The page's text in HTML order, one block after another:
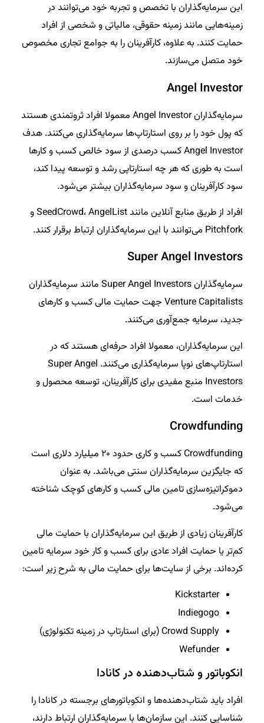
این سرمایه‌گذاران با تخصص و تجربه خود می‌توانند در
زمینه‌هایی مانند زمینه حقوقی، مالیاتی و شخصی از افراد
حمایت کنند. به علاوه، کارآفرینان را به جوامع تجاری مخصوص
خود متصل می‌سازند.
Angel Investor
سرمایه‌گذاران Angel Investor معمولا افراد ثروتمندی هستند
که پول خود را بر روی استارتاپ‌ها سرمایه‌گذاری می‌کنند. هدف
Angel Investor کسب درصدی از سود خالص کسب و کارها
است به طوری که هر چه استارتاپی رشد و توسعه پیدا کند،
سود کارآفرینان و سود سرمایه‌گذاران بیشتر می‌شود.
افراد از طریق منابع آنلاین مانند SeedCrowd، AngelList و
Pitchfork می‌توانند با این سرمایه‌گذاران ارتباط برقرار کنند.
Super Angel Investors
سرمایه‌گذاران Super Angel Investors مانند سرمایه‌گذاران
Venture Capitalists جهت حمایت مالی کسب و کارهای
جدید، سرمایه جمع‌آوری می‌کنند.
این سرمایه‌گذاران، معمولا افراد حرفه‌ای هستند که در
استارتاپ‌های نوپا سرمایه‌گذاری می‌کنند. Super Angel
Investors منبع مفیدی برای کارآفرینان، توسعه محصول و
خدمات است.
Crowdfunding
Crowdfunding کسب و کاری حدود ۲۰ میلیارد دلاری است
که جایگزین سرمایه‌گذاران سنتی می‌باشد. به عنوان
دموکراتیزه‌سازی تامین مالی کسب و کارهای کوچک شناخته
می‌شود.
کارآفرینان زیادی از طریق این سرمایه‌گذاران با حمایت مالی
کم‌تر یا حمایت افراد عادی برای کسب و کار خود سرمایه تامین
کرده‌اند. برخی از سایت‌ها برای حمایت مالی به شرح زیر است:
Kickstarter
Indiegogo
Crowd Supply (برای استارتاپ‌ در زمینه تکنولوژی)
Wefunder
انکوباتور و شتاب‌دهنده در کانادا
افراد باید شتاب‌دهنده‌ها و انکوباتورهای برجسته در کانادا را
شناسایی کنند. این سازمان‌ها با سرمایه‌گذاران ارتباط دارند،